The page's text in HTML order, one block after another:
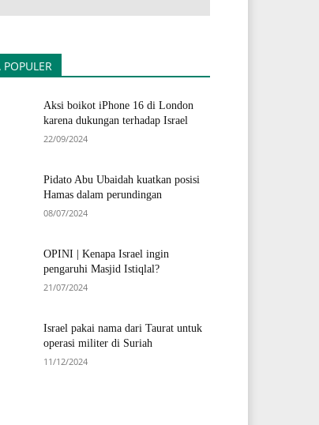
POPULER
Aksi boikot iPhone 16 di London
karena dukungan terhadap Israel
22/09/2024
Pidato Abu Ubaidah kuatkan posisi
Hamas dalam perundingan
08/07/2024
OPINI | Kenapa Israel ingin
pengaruhi Masjid Istiqlal?
21/07/2024
Israel pakai nama dari Taurat untuk
operasi militer di Suriah
11/12/2024